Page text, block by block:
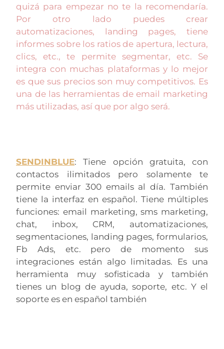
quizá para empezar no te la recomendaría.
Por otro lado puedes crear
automatizaciones, landing pages, tiene
informes sobre los ratios de apertura, lectura,
clics, etc., te permite segmentar, etc. Se
integra con muchas plataformas y lo mejor
es que sus precios son muy competitivos. Es
una de las herramientas de email marketing
más utilizadas, así que por algo será.
SENDINBLUE: Tiene opción gratuita, con
contactos ilimitados pero solamente te
permite enviar 300 emails al día. También
tiene la interfaz en español. Tiene múltiples
funciones: email marketing, sms marketing,
chat, inbox, CRM, automatizaciones,
segmentaciones, landing pages, formularios,
Fb Ads, etc. pero de momento sus
integraciones están algo limitadas. Es una
herramienta muy sofisticada y también
tienes un blog de ayuda, soporte, etc. Y el
soporte es en español también